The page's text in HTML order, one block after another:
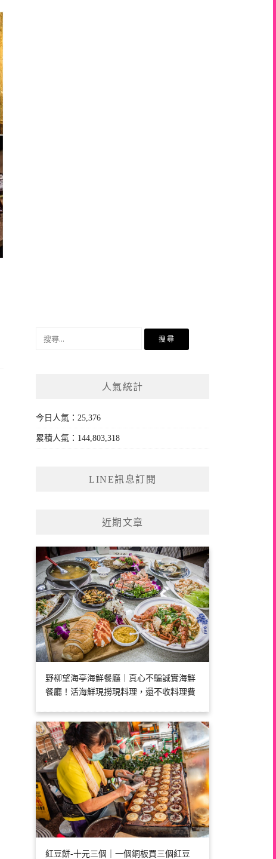
人氣統計
今日人氣：25,376
累積人氣：144,803,318
LINE訊息訂閱
近期文章
野柳望海亭海鮮餐廳｜真心不騙誠實海鮮
餐廳！活海鮮現撈現料理，還不收料理費
紅豆餅-十元三個｜一個銅板買三個紅豆